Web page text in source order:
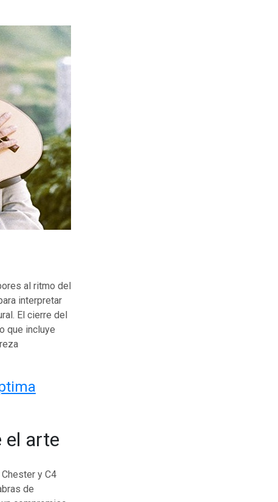
al ritmo del
interpretar
El cierre del
que incluye
el arte
y C4
de